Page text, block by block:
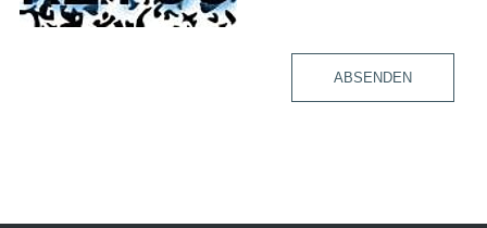
ABSENDEN